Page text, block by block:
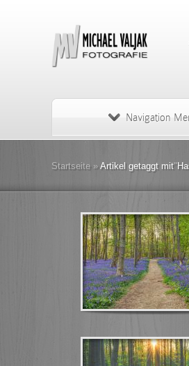
Navigation
Startseite » Artikel getaggt mit"